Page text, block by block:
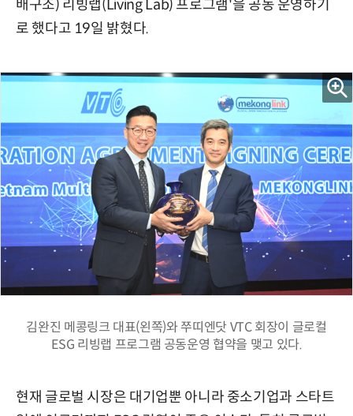
배구조) 리빙랩(Living Lab) 프로그램'을 공동 운영하기
로 했다고 19일 밝혔다.
김완진 메콩링크 대표(왼쪽)와 쭈띠엔닷 VTC 회장이 글로컬
ESG 리빙랩 프로그램 공동운영 협약을 맺고 있다.
현재 글로벌 시장은 대기업뿐 아니라 중소기업과 스타트